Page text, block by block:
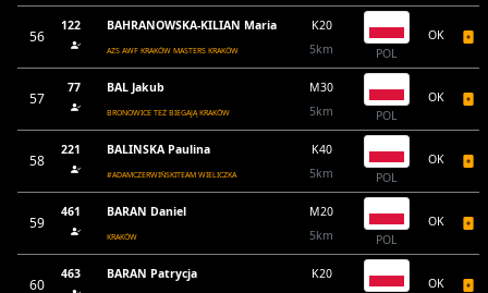
56
122 BAHRANOWSKA-KILIAN Maria
AZS AWF KRAKÓW MASTERS KRAKÓW
K20
5km
POL
OK
57
77 BAL Jakub
BRONOWICE TEŻ BIEGAJĄ KRAKÓW
M30
5km
POL
OK
58
221 BALINSKA Paulina
#ADAMCZERWIŃSKITEAM WIELICZKA
K40
5km
POL
OK
59
461 BARAN Daniel
KRAKÓW
M20
5km
POL
OK
60
463 BARAN Patrycja
K20
OK